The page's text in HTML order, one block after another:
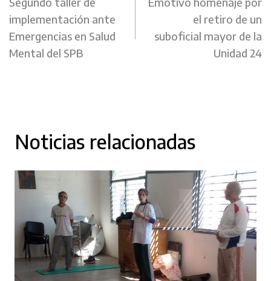
de
entradas
implementación ante
Emergencias en Salud
Mental del SPB
el retiro de un
suboficial mayor de la
Unidad 24
Noticias relacionadas